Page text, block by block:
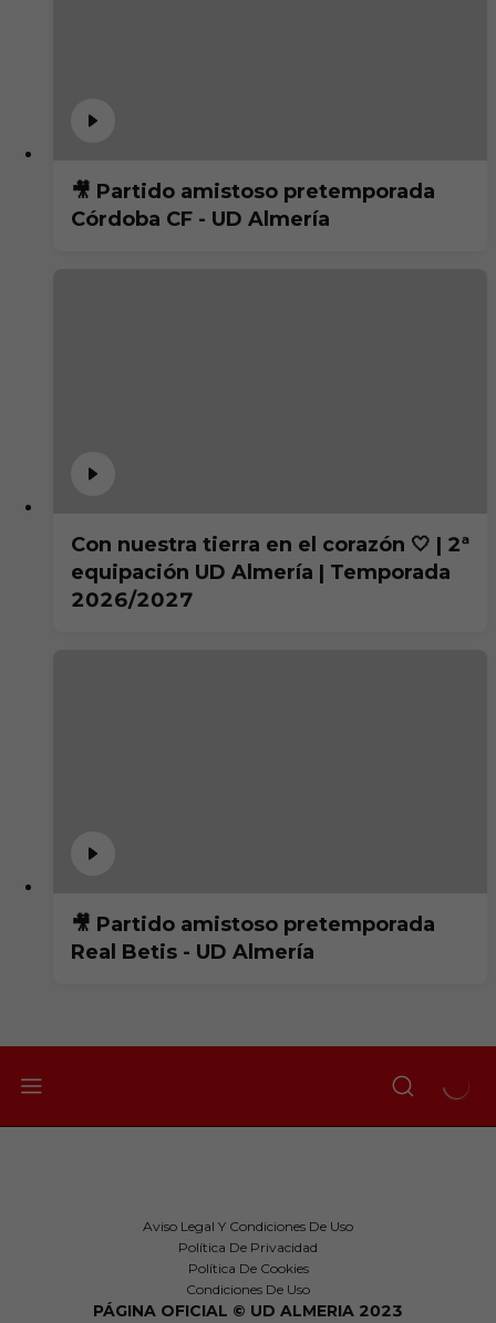
🎥 Partido amistoso pretemporada
Córdoba CF - UD Almería
Con nuestra tierra en el corazón 🤍 | 2ª
equipación UD Almería | Temporada
2026/2027
🎥 Partido amistoso pretemporada
Real Betis - UD Almería
Aviso Legal Y Condiciones De Uso
Política De Privacidad
Política De Cookies
Condiciones De Uso
PÁGINA OFICIAL © UD ALMERIA 2023